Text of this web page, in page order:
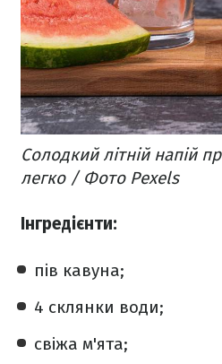
Солодкий літній напій
легко / Фото Pexels
Інгредієнти:
пів кавуна;
4 склянки води;
свіжа м'ята;